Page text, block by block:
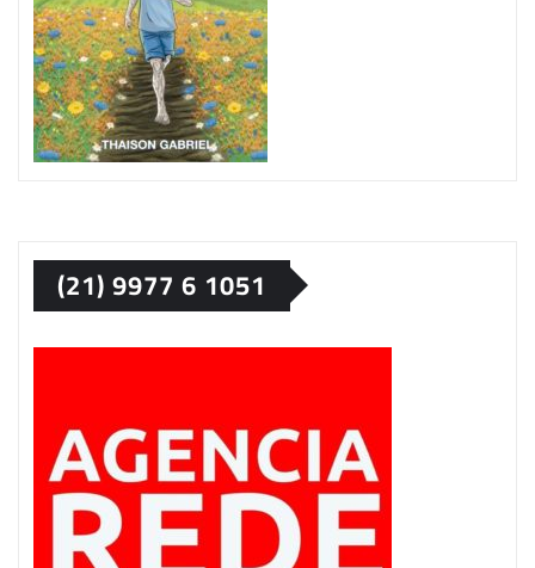
(21) 9977 6 1051